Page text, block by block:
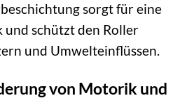
sorgt für eine
und schützt den Roller
und Umwelteinflüssen.
von Motorik und